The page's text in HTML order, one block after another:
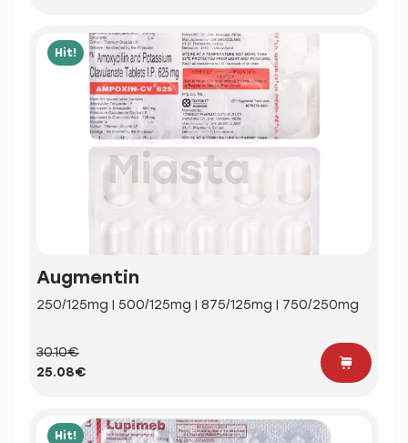
Hit!
Augmentin
250/125mg | 500/125mg | 875/125mg | 750/250mg
30.10€
25.08€
Hit!